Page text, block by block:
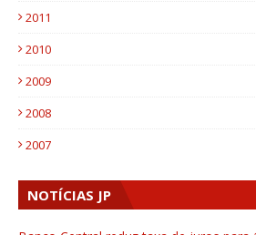
2011
2010
2009
2008
2007
NOTÍCIAS JP